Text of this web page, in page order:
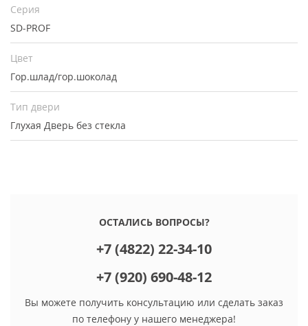
Серия
SD-PROF
Цвет
Гор.шлад/гор.шоколад
Тип двери
Глухая Дверь без стекла
ОСТАЛИСЬ ВОПРОСЫ?
+7 (4822) 22-34-10
+7 (920) 690-48-12
Вы можете получить консультацию или сделать заказ
по телефону у нашего менеджера!